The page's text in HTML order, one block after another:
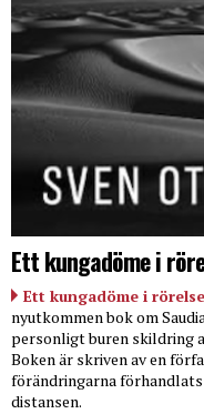
Ett kungadöme i
Ett kungadöme i rörelse
nyutkommen bok om
personligt buren skildring
Boken är skriven av en
förändringarna
distansen.